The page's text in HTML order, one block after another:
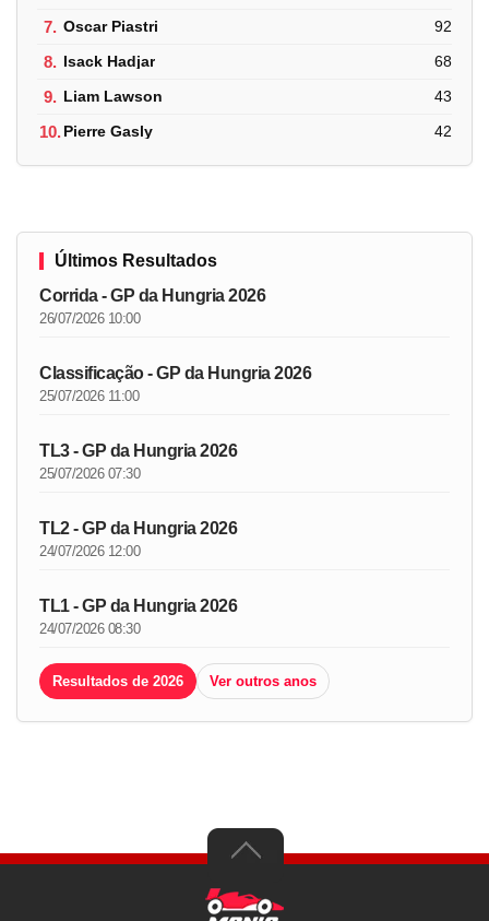
7. Oscar Piastri 92
8. Isack Hadjar 68
9. Liam Lawson 43
10.Pierre Gasly 42
Últimos Resultados
Corrida - GP da Hungria 2026
26/07/2026 10:00
Classificação - GP da Hungria 2026
25/07/2026 11:00
TL3 - GP da Hungria 2026
25/07/2026 07:30
TL2 - GP da Hungria 2026
24/07/2026 12:00
TL1 - GP da Hungria 2026
24/07/2026 08:30
Resultados de 2026 Ver outros anos